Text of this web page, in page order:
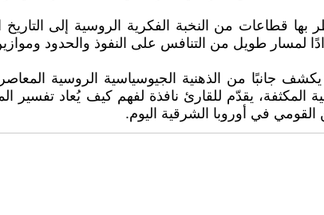
قطاعات من النخبة الفكرية الروسية إلى التاريخ
لمسار طويل من التنافس على النفوذ والحدود
جانبًا من الذهنية الجيوسياسية الروسية
المكثفة، يقدّم للقارئ نافذة لفهم كيف يُعاد
في أوروبا الشرقية اليوم.